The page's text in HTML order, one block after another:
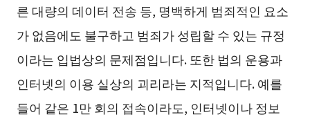
른 대량의 데이터 전송 등, 명백하게 범죄적인 요소
가 없음에도 불구하고 범죄가 성립할 수 있는 규정
이라는 입법상의 문제점입니다. 또한 법의 운용과
인터넷의 이용 실상의 괴리라는 지적입니다. 예를
들어 같은 1만 회의 접속이라도, 인터넷이나 정보